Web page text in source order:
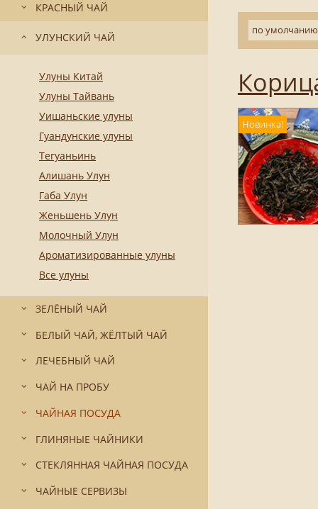
КРАСНЫЙ ЧАЙ
УЛУНСКИЙ ЧАЙ
Улуны Китай
Улуны Тайвань
Уишаньские улуны
Гуандунские улуны
Тегуаньинь
Алишань Улун
Габа Улун
Женьшень Улун
Молочный Улун
Ароматизированные улуны
Все улуны
ЗЕЛЁНЫЙ ЧАЙ
БЕЛЫЙ ЧАЙ, ЖЁЛТЫЙ ЧАЙ
ЛЕЧЕБНЫЙ ЧАЙ
ЧАЙ НА ПРОБУ
ЧАЙНАЯ ПОСУДА
ГЛИНЯНЫЕ ЧАЙНИКИ
СТЕКЛЯННАЯ ЧАЙНАЯ ПОСУДА
ЧАЙНЫЕ СЕРВИЗЫ
по умолчанию
Новинка!